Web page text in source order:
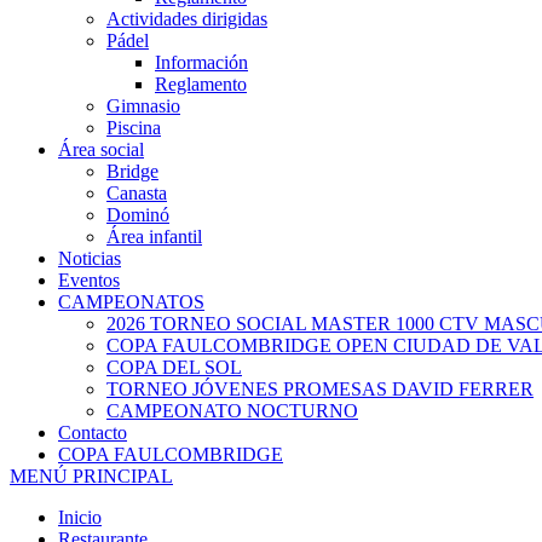
Actividades dirigidas
Pádel
Información
Reglamento
Gimnasio
Piscina
Área social
Bridge
Canasta
Dominó
Área infantil
Noticias
Eventos
CAMPEONATOS
2026 TORNEO SOCIAL MASTER 1000 CTV
COPA FAULCOMBRIDGE OPEN CIUDAD DE
COPA DEL SOL
TORNEO JÓVENES PROMESAS DAVID FERRER
CAMPEONATO NOCTURNO
Contacto
COPA FAULCOMBRIDGE
MENÚ PRINCIPAL
Inicio